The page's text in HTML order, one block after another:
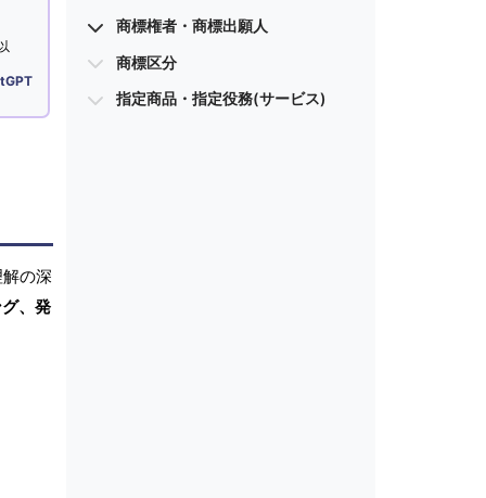
の深
、発
商標権者・商標出願人
商標区分
指定商品・指定役務(サービス)